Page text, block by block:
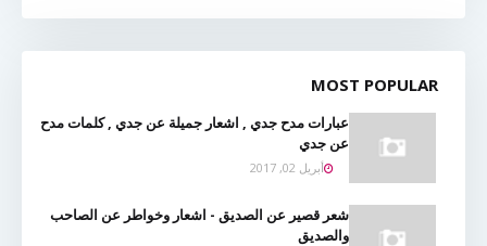
MOST POPULAR
عبارات مدح جدي , اشعار جميلة عن جدي , كلمات مدح
عن جدي
أبريل 02, 2017
شعر قصير عن الصديق - اشعار وخواطر عن الصاحب
والصديق